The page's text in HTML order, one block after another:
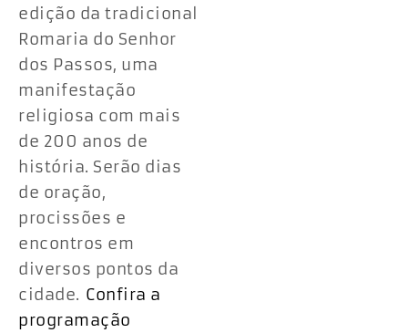
edição da tradicional
Romaria do Senhor
dos Passos, uma
manifestação
religiosa com mais
de 200 anos de
história. Serão dias
de oração,
procissões e
encontros em
diversos pontos da
cidade. Confira a
programação